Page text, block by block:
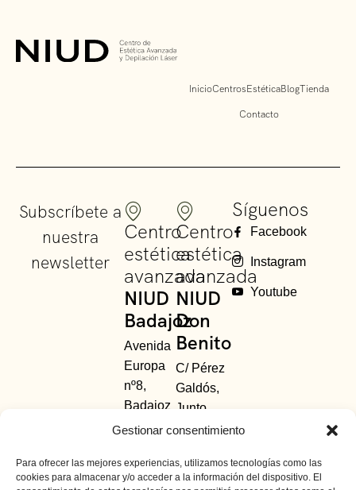
Gestionar consentimiento
Para ofrecer las mejores experiencias, utilizamos tecnologías como las
cookies para almacenar y/o acceder a la información del dispositivo. El
InicioCentrosEstéticaBlogTienda
Contacto
Subscríbete a
nuestra
newsletter
Centro
estética
avanzada
NIUD
Badajoz
Avenida
Europa
nº8,
Badajoz
685 48
01-924
391 154
Centro
estética
avanzada
NIUD
Don
Benito
C/ Pérez
Galdós,
Junto
Avda.
Don
Benito,
Síguenos
Facebook
Instagram
Youtube